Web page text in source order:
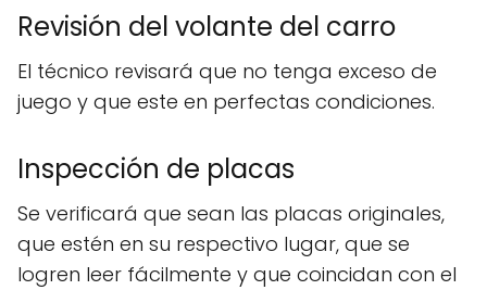
Revisión del volante del carro
El técnico revisará que no tenga exceso de
juego y que este en perfectas condiciones.
Inspección de placas
Se verificará que sean las placas originales,
que estén en su respectivo lugar, que se
logren leer fácilmente y que coincidan con el